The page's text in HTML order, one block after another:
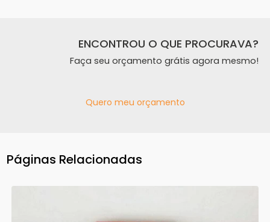
ENCONTROU O QUE PROCURAVA?
Faça seu orçamento grátis agora mesmo!
Quero meu orçamento
Páginas Relacionadas